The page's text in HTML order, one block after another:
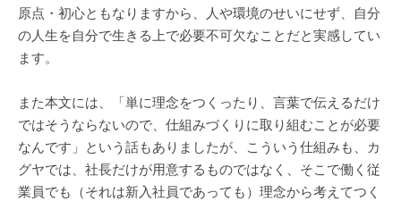
原点・初心ともなりますから、人や環境のせいにせず、自分
の人生を自分で生きる上で必要不可欠なことだと実感してい
ます。
また本文には、「単に理念をつくったり、言葉で伝えるだけ
ではそうならないので、仕組みづくりに取り組むことが必要
なんです」という話もありましたが、こういう仕組みも、カ
グヤでは、社長だけが用意するものではなく、そこで働く従
業員でも（それは新入社員であっても）理念から考えてつく